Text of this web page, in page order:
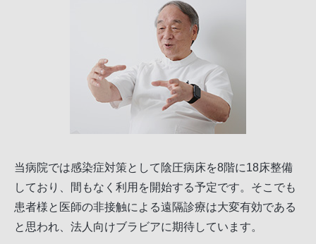
当病院では感染症対策として陰圧病床を8階に18床整備
しており、間もなく利用を開始する予定です。そこでも
患者様と医師の非接触による遠隔診療は大変有効である
と思われ、法人向けブラビアに期待しています。